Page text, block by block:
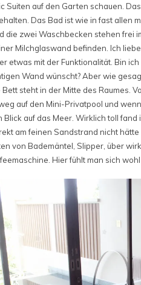
Suiten auf den Garten schauen.
Das Bad ist wie in fast allen
die zwei Waschbecken stehen frei
Milchglaswand befinden. Ich
etwas mit der Funktionalität. Bin
Wand wünscht? Aber wie
steht in der Mitte des Raumes.
auf den Mini-Privatpool und
Blick auf das Meer. Wirklich toll
am feinen Sandstrand nicht
von Bademäntel, Slipper, über
Hier fühlt man sich